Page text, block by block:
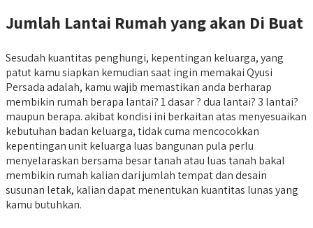
Jumlah Lantai Rumah yang akan Di Buat
Sesudah kuantitas penghungi, kepentingan keluarga, yang
patut kamu siapkan kemudian saat ingin memakai Qyusi
Persada adalah, kamu wajib memastikan anda berharap
membikin rumah berapa lantai? 1 dasar ? dua lantai? 3 lantai?
maupun berapa. akibat kondisi ini berkaitan atas menyesuaikan
kebutuhan badan keluarga, tidak cuma mencocokkan
kepentingan unit keluarga luas bangunan pula perlu
menyelaraskan bersama besar tanah atau luas tanah bakal
membikin rumah kalian dari jumlah tempat dan desain
susunan letak, kalian dapat menentukan kuantitas lunas yang
kamu butuhkan.